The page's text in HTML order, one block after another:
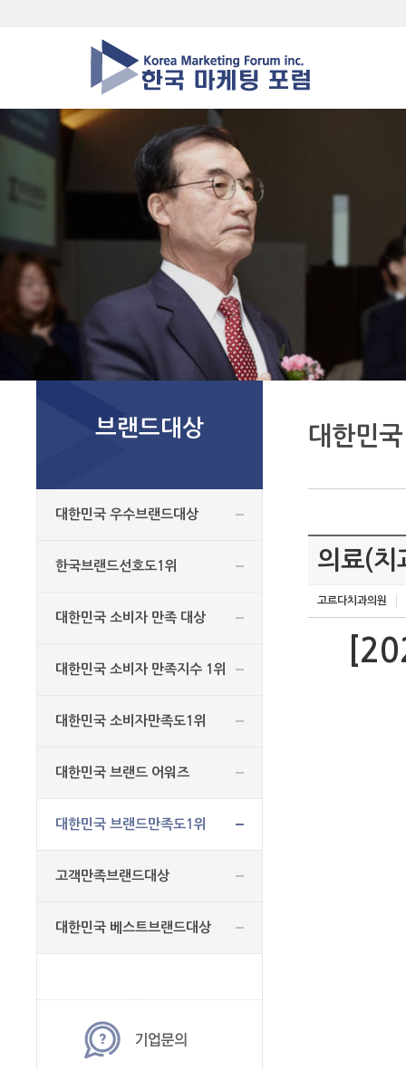
브랜드대상
대한민국 우수브랜드대상
한국브랜드선호도1위
대한민국 소비자 만족 대상
대한민국 소비자 만족지수 1위
대한민국 소비자만족도1위
대한민국 브랜드 어워즈
대한민국 브랜드만족도1위
고객만족브랜드대상
대한민국 베스트브랜드대상
대한민
의료(치
고르다치과의원